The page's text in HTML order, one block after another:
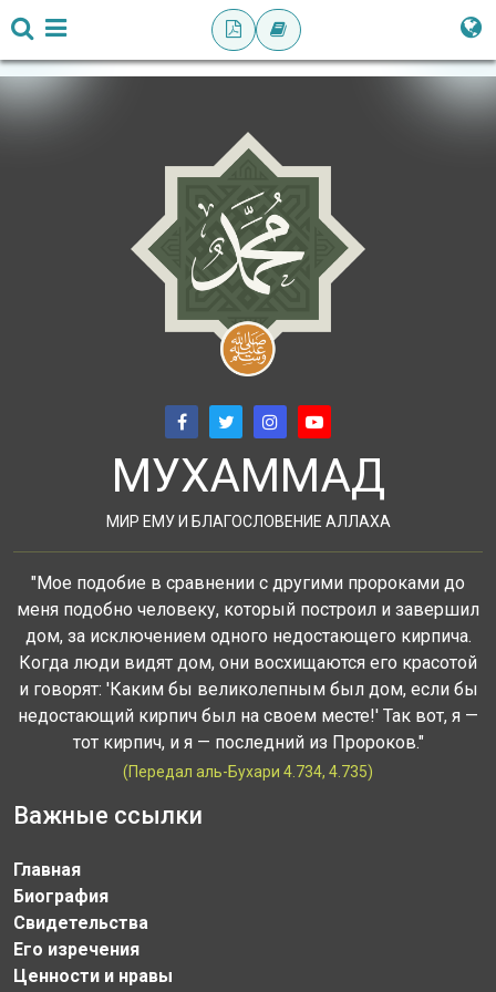
МУХАММАД
МИР ЕМУ И БЛАГОСЛОВЕНИЕ АЛЛАХА
"Мое подобие в сравнении с другими пророками до
меня подобно человеку, который построил и завершил
дом, за исключением одного недостающего кирпича.
Когда люди видят дом, они восхищаются его красотой
и говорят: 'Каким бы великолепным был дом, если бы
недостающий кирпич был на своем месте!' Так вот, я —
тот кирпич, и я — последний из Пророков."
(Передал аль-Бухари 4.734, 4.735)
Важные ссылки
Главная
Биография
Свидетельства
Его изречения
Ценности и нравы